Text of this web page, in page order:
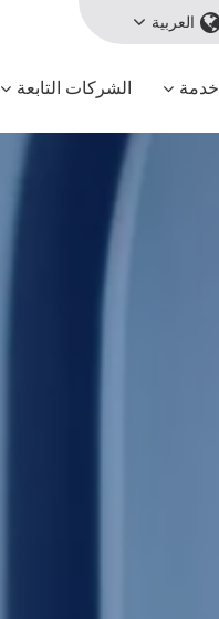
العربية
خدمة الشركات التابعة